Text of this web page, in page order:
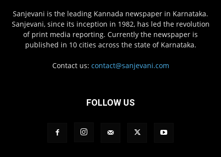
Sanjevani is the leading Kannada newspaper in Karnataka.
Sanjevani, since its inception in 1982, has led the revolution
of print media reporting. Currently the newspaper is
published in 10 cities across the state of Karnataka.
Contact us: contact@sanjevani.com
FOLLOW US